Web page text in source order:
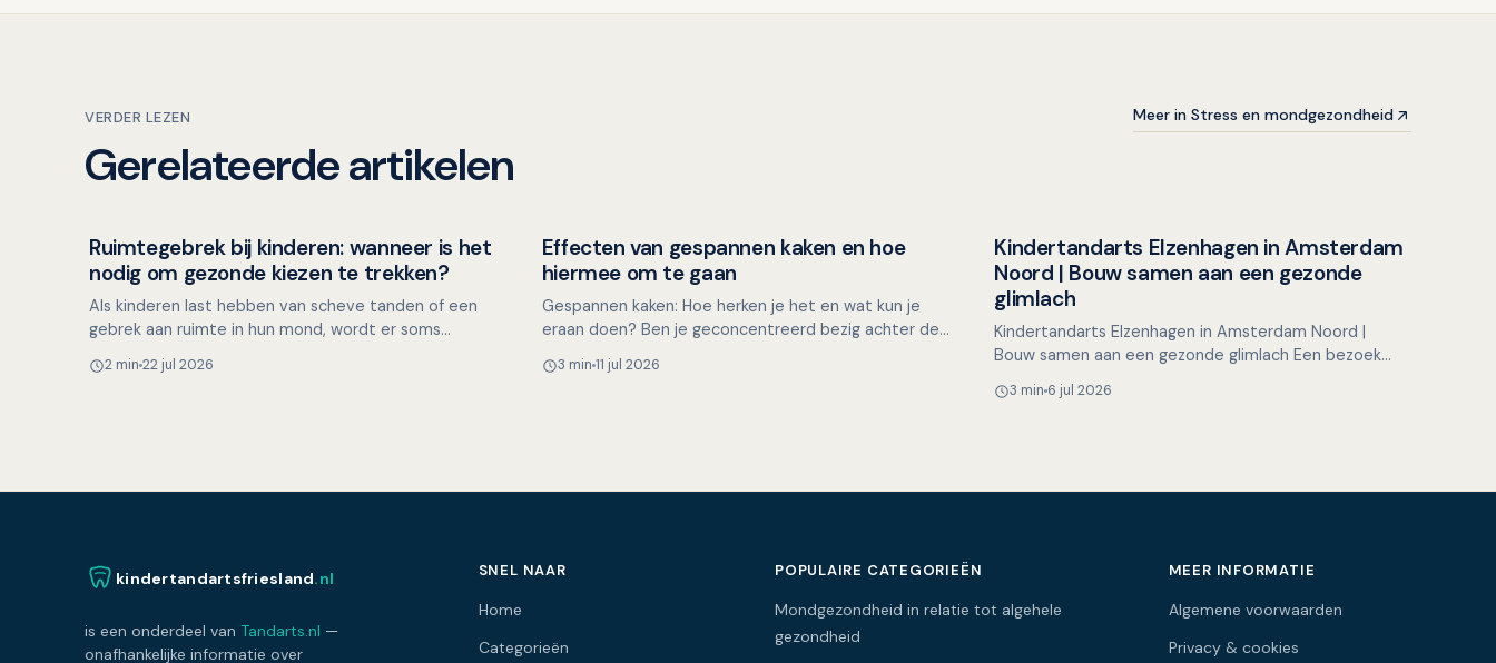
VERDER LEZEN
Gerelateerde artikelen
Meer in Stress en mondgezondheid
Kinderen en mondgezondheid
Ruimtegebrek bij kinderen: wanneer is het
nodig om gezonde kiezen te trekken?
Als kinderen last hebben van scheve tanden of een
gebrek aan ruimte in hun mond, wordt er soms
trekken. Maar i…
2 min 22 jul 2026
Mondgezondheid in relatie tot algehele gezondheid
Effecten van gespannen kaken en hoe
hiermee om te gaan
Gespannen kaken: Hoe herken je het en wat kun je
eraan doen? Ben je geconcentreerd bezig achter de
deadline, en…
3 min 11 jul 2026
Overig nieuws
Kindertandarts Elzenhagen in Amsterdam
Noord | Bouw samen aan een gezonde
glimlach
Kindertandarts Elzenhagen in Amsterdam Noord |
Bouw samen aan een gezonde glimlach Een bezoek
spannend te zijn…
3 min 6 jul 2026
kindertandartsfriesland.nl
is een onderdeel van Tandarts.nl —
onafhankelijke informatie over
SNEL NAAR
Home
Categorieën
POPULAIRE CATEGORIEËN
Mondgezondheid in relatie tot algehele
gezondheid
MEER INFORMATIE
Algemene voorwaarden
Privacy & cookies